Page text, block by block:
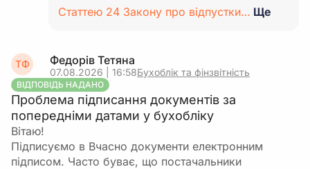
Статтею 24 Закону про відпустки… Ще
ТФ Федорів Тетяна
07.08.2026 | 16:58Бухоблік та фінзвітність
ВІДПОВІДЬ НАДАНО
Проблема підписання документів за
попередніми датами у бухобліку
Вітаю!
Підписуємо в Вчасно документи електронним
підписом. Часто буває, що постачальники